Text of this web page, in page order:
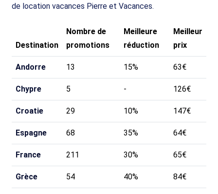
de location vacances Pierre et Vacances.
Destination
Nombre de
promotions
Meilleure
réduction
Meilleur
prix
Andorre 13 15% 63€
Chypre 5 - 126€
Croatie 29 10% 147€
Espagne 68 35% 64€
France 211 30% 65€
Grèce 54 40% 84€